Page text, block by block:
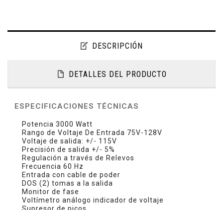
DESCRIPCIÓN
DETALLES DEL PRODUCTO
ESPECIFICACIONES TÉCNICAS
Potencia 3000 Watt
Rango de Voltaje De Entrada 75V-128V
Voltaje de salida: +/- 115V
Precisión de salida +/- 5%
Regulación a través de Relevos
Frecuencia 60 Hz
Entrada con cable de poder
DOS (2) tomas a la salida
Monitor de fase
Voltímetro análogo indicador de voltaje